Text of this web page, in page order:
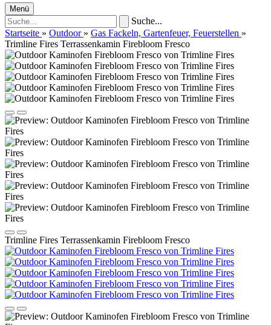
Menü
Suche...
Startseite » Outdoor » Gas Fackeln, Gartenfeuer, Feuerstellen »
Trimline Fires Terrassenkamin Firebloom Fresco
Trimline Fires Terrassenkamin Firebloom Fresco